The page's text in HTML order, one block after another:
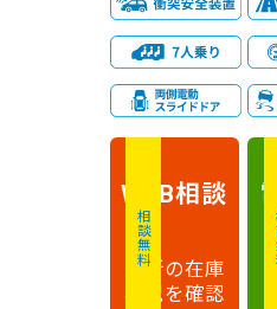
相談無料
WEB相談
最新の在庫
状況を確認